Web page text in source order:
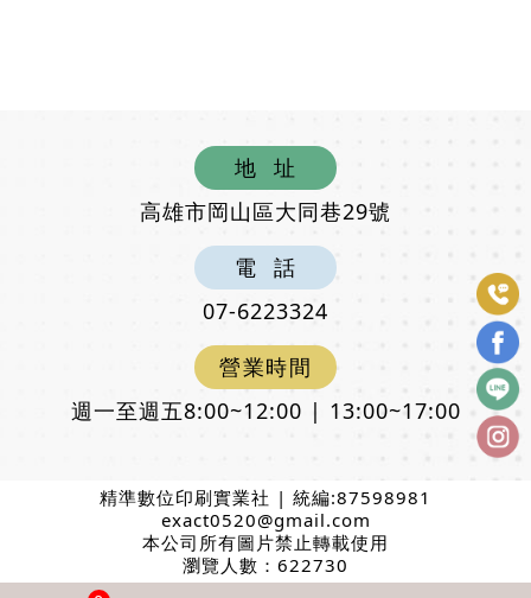
地
址
高雄市岡山區大同巷29號
電
話
07-6223324
營業時間
週一至週五8:00~12:00 | 13:00~17:00
精準數位印刷實業社 | 統編:87598981
exact0520@gmail.com
本公司所有圖片禁止轉載使用
瀏覽人數：622730